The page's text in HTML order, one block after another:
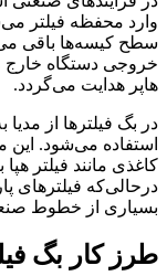
وارد محفظه فیلتر
سطح کیسه‌ها باقی
خروجی دستگاه
هاپر هدایت می‌گردد.
در بگ فیلترها از
استفاده می‌شود. این
کاغذی مانند فیلتر
درحالی‌که فیلترهای
بسیاری از خطوط
طرز کار بگ